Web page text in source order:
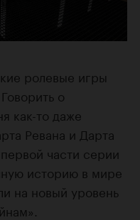
ролевые игры
о
как-то даже
Ревана и Дарта
части серии
историю в мире
на новый уровень